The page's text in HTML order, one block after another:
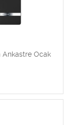
Ankastre Ocak